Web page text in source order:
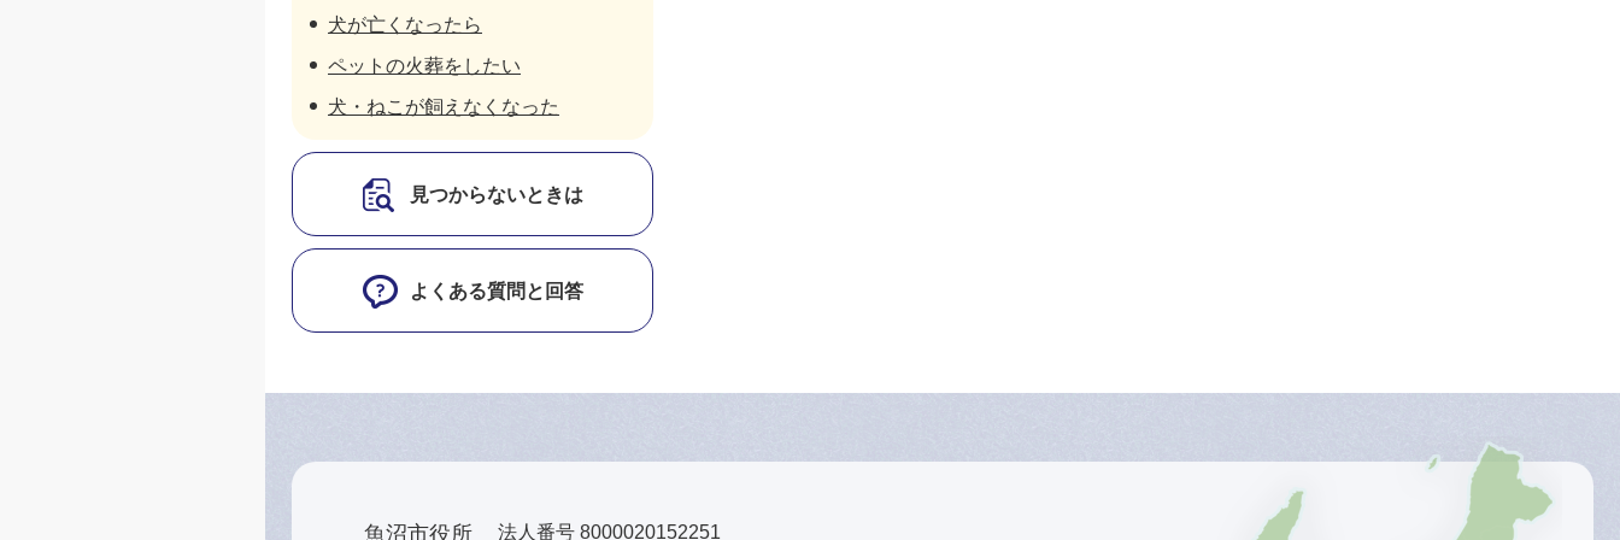
犬が亡くなったら
ペットの火葬をしたい
犬・ねこが飼えなくなった
見つからないときは
よくある質問と回答
魚沼市役所 法人番号 8000020152251